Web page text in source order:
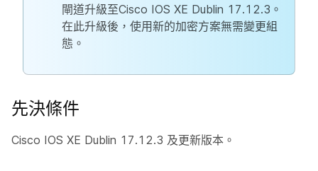
閘道升級至Cisco IOS XE Dublin 17.12.3。
在此升級後，使用新的加密方案無需變更組
態。
先決條件
Cisco IOS XE Dublin 17.12.3 及更新版本。